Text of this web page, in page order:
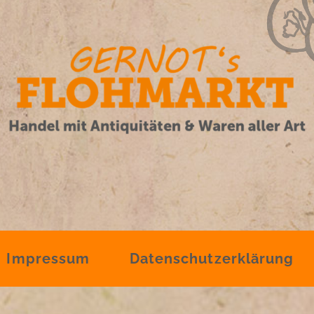
Impressum Datenschutzerklärung